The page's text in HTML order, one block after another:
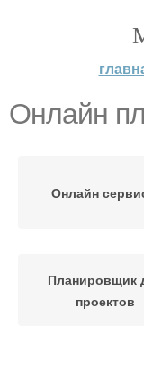
Онлайн
Онлайн
Планировщик
проектов